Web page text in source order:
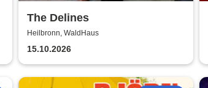
The Delines
Heilbronn, WaldHaus
15.10.2026